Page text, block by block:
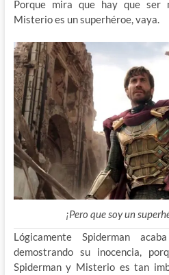
Porque mira que hay que ser
Misterio es un superhéroe, vaya.
¡Pero que soy un
Lógicamente Spiderman
demostrando su inocencia,
Spiderman y Misterio es tan